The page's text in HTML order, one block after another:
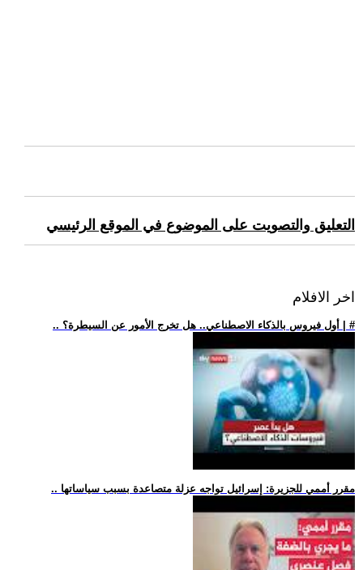
التعليق والتصويت على الموضوع في الموقع الرئيسي
اخر الافلام
.. أول فيروس بالذكاء الاصطناعي.. هل تخرج الأمور عن السيطرة؟ | #
.. مقرر أممي للجزيرة: إسرائيل تواجه عزلة متصاعدة بسبب سياساتها